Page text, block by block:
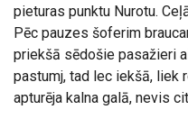
pieturas punktu Nurotu.
Pēc pauzes šoferim
priekšā sēdošie pasažieri
pastumj, tad lec iekšā, liek
apturēja kalna galā, nevis